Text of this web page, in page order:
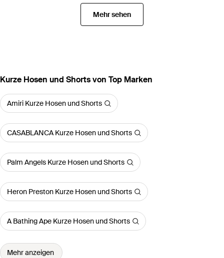
Mehr sehen
Kurze Hosen und Shorts von Top Marken
Amiri Kurze Hosen und Shorts
CASABLANCA Kurze Hosen und Shorts
Palm Angels Kurze Hosen und Shorts
Heron Preston Kurze Hosen und Shorts
A Bathing Ape Kurze Hosen und Shorts
Mehr anzeigen